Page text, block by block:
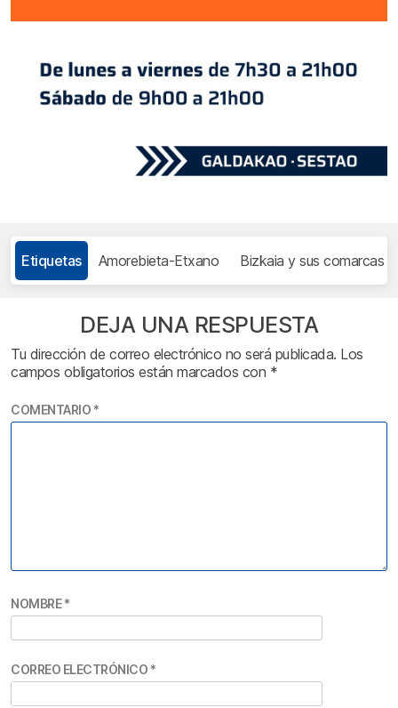
Etiquetas Amorebieta-Etxano Bizkaia y sus comarcas
DEJA UNA RESPUESTA
Tu dirección de correo electrónico no será publicada. Los
campos obligatorios están marcados con *
COMENTARIO *
NOMBRE*
CORREO ELECTRÓNICO *